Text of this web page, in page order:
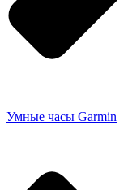
Умные часы Garmin